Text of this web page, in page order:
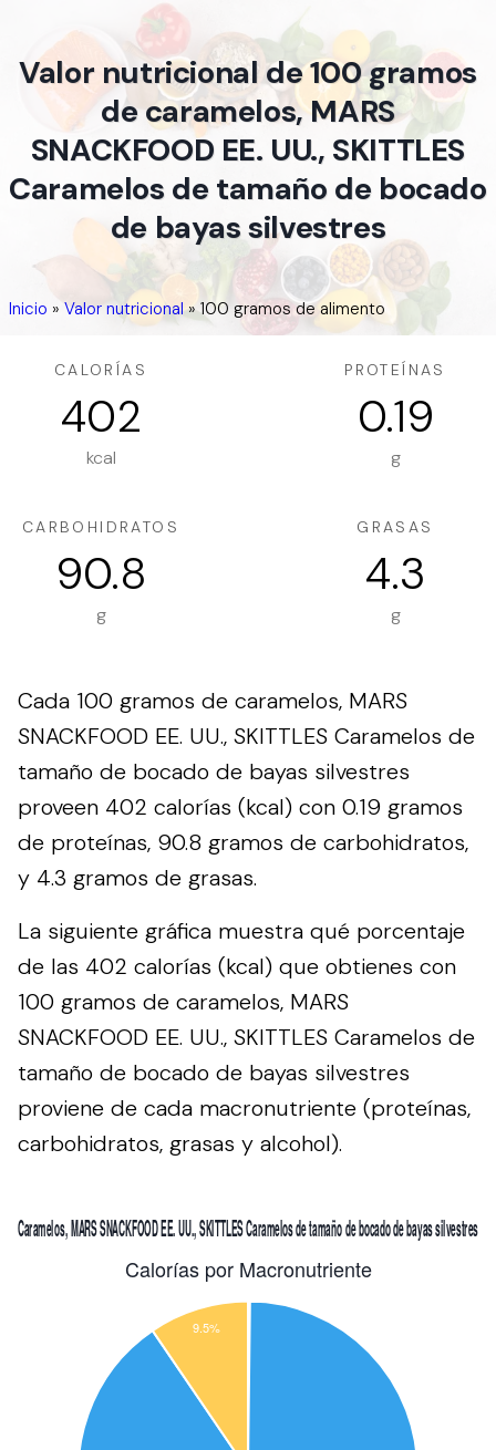
Valor nutricional de 100 gramos
de caramelos, MARS
SNACKFOOD EE. UU., SKITTLES
Caramelos de tamaño de bocado
de bayas silvestres
Inicio » Valor nutricional»100 gramos de alimento
CALORÍAS
402
kcal
PROTEÍNAS
0.19
g
CARBOHIDRATOS
90.8
g
GRASAS
4.3
g
Cada 100 gramos de caramelos, MARS
SNACKFOOD EE. UU., SKITTLES Caramelos de
tamaño de bocado de bayas silvestres
proveen 402 calorías (kcal) con 0.19 gramos
de proteínas, 90.8 gramos de carbohidratos,
y 4.3 gramos de grasas.
La siguiente gráfica muestra qué porcentaje
de las 402 calorías (kcal) que obtienes con
100 gramos de caramelos, MARS
SNACKFOOD EE. UU., SKITTLES Caramelos de
tamaño de bocado de bayas silvestres
proviene de cada macronutriente (proteínas,
carbohidratos, grasas y alcohol).